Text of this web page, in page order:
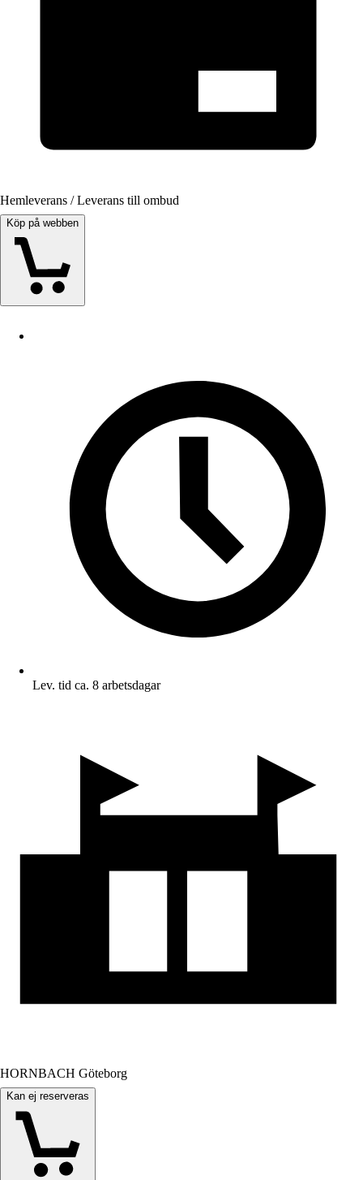
Hemleverans / Leverans till ombud
Köp på webben
Lev. tid ca. 8 arbetsdagar
HORNBACH Göteborg
Kan ej reserveras